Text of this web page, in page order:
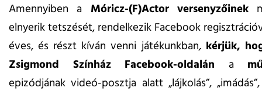
Amennyiben a Móricz-(F)Actor versenyzőinek
elnyerik tetszését, rendelkezik Facebook
éves, és részt kíván venni játékunkban, kérjük,
Zsigmond Színház
Facebook-oldalán a
epizódjának videó-posztja alatt „lájkolás”,